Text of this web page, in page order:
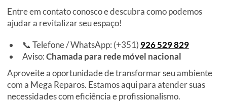
Entre em contato conosco e descubra como podemos
ajudar a revitalizar seu espaço!
📞 Telefone / WhatsApp: (+351) 926 529 829
Aviso:Chamada para rede móvel nacional
Aproveite a oportunidade de transformar seu ambiente
com a Mega Reparos. Estamos aqui para atender suas
necessidades com eficiência e profissionalismo.